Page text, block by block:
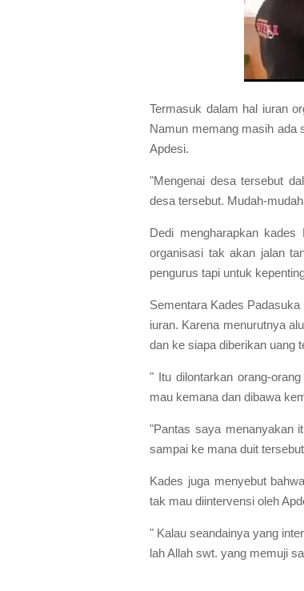
Termasuk dalam hal iuran
Namun memang masih ada
Apdesi.
"Mengenai desa tersebut
desa tersebut. Mudah-
Dedi mengharapkan
organisasi tak akan jalan
pengurus tapi untuk
Sementara Kades
iuran. Karena menurutnya
dan ke siapa diberikan uang
" Itu dilontarkan orang-
mau kemana dan dibawa
"Pantas saya menanyakan
sampai ke mana duit
Kades juga menyebut
tak mau diintervensi oleh
" Kalau seandainya yang
lah Allah swt. yang memuji